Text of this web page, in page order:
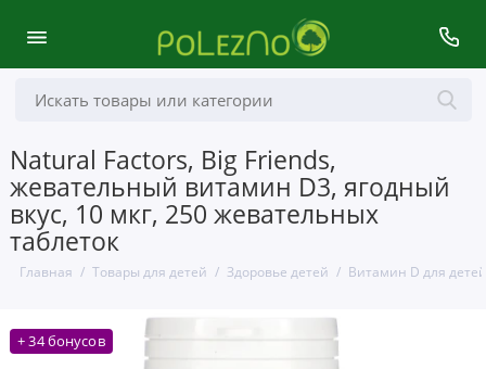
Natural Factors, Big Friends,
жевательный витамин D3, ягодный
вкус, 10 мкг, 250 жевательных
таблеток
Главная Товары для детей Здоровье детей Витамин D для детей
+ 34 бонусов